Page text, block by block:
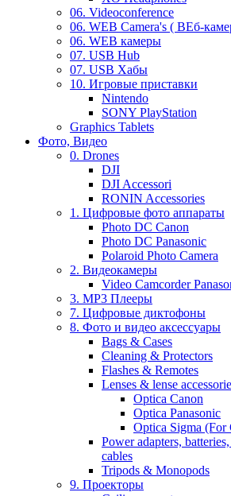
06. Videoconference
06. WEB Camera's ( ВЕб-
06. WEB камеры
07. USB Hub
07. USB Хабы
10. Игровые приставки
Nintendo
SONY PlayStation
Graphics Tablets
Фото, Видео
0. Drones
DJI
DJI Accessori
RONIN Accessories
1. Цифровые фото аппараты
Photo DC Canon
Photo DC Panasonic
Polaroid Photo Camera
2. Видеокамеры
Video Camcorder
3. MP3 Плееры
7. Цифровые диктофоны
8. Фото и видео аксессуары
Bags & Cases
Cleaning & Protectors
Flashes & Remotes
Lenses & lense
Optica Canon
Optica Panasonic
Optica Sigma
Power adapters,
cables
Tripods & Monopods
9. Проекторы